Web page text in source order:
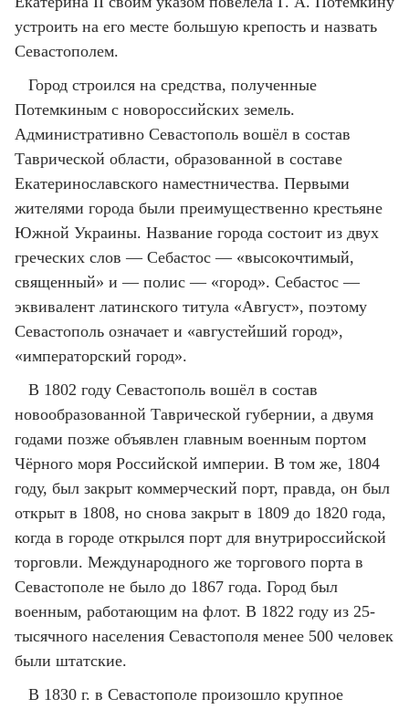
устроить на его месте большую крепость и назвать
Севастополем.
Город строился на средства, полученные
Потемкиным с новороссийских земель.
Административно Севастополь вошёл в состав
Таврической области, образованной в составе
Екатеринославского наместничества. Первыми
жителями города были преимущественно крестьяне
Южной Украины. Название города состоит из двух
греческих слов — Себастос — «высокочтимый,
священный» и — полис — «город». Себастос —
эквивалент латинского титула «Август», поэтому
Севастополь означает и «августейший город»,
«императорский город».
В 1802 году Севастополь вошёл в состав
новообразованной Таврической губернии, а двумя
годами позже объявлен главным военным портом
Чёрного моря Российской империи. В том же, 1804
году, был закрыт коммерческий порт, правда, он был
открыт в 1808, но снова закрыт в 1809 до 1820 года,
когда в городе открылся порт для внутрироссийской
торговли. Международного же торгового порта в
Севастополе не было до 1867 года. Город был
военным, работающим на флот. В 1822 году из 25-
тысячного населения Севастополя менее 500 человек
были штатские.
В 1830 г. в Севастополе произошло крупное